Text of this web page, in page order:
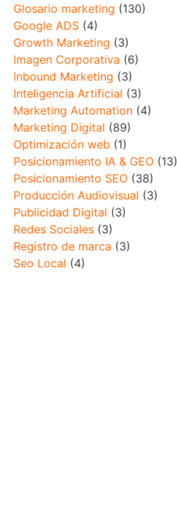
Glosario marketing (130)
Google ADS(4)
Growth Marketing (3)
Imagen Corporativa (6)
Inbound Marketing (3)
Inteligencia Artificial (3)
Marketing Automation(4)
Marketing Digital (89)
Optimización web (1)
Posicionamiento IA & GEO(13)
Posicionamiento SEO(38)
Producción Audiovisual (3)
Publicidad Digital (3)
Redes Sociales(3)
Registro de marca (3)
Seo Local (4)